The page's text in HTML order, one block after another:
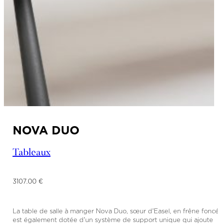
NOVA DUO
Tableaux
3107.00 €
La table de salle à manger Nova Duo, sœur d'Easel, en frêne
est également dotée d'un système de support unique qui ajoute